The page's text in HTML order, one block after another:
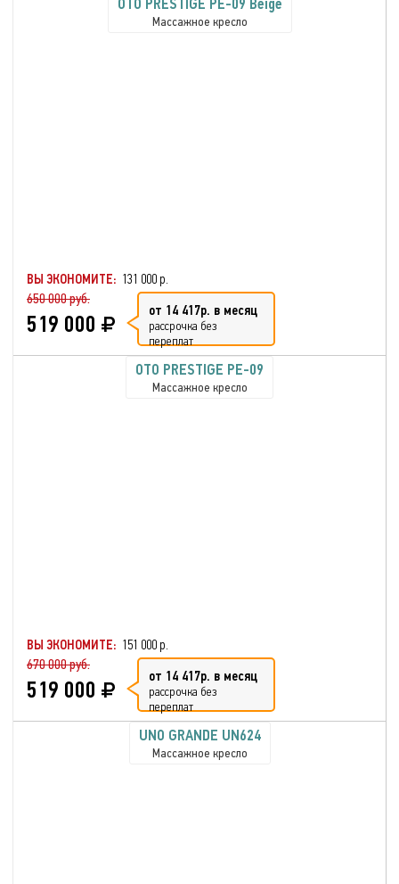
Массажное кресло
ВЫ ЭКОНОМИТЕ: 131 000 р.
650 000 руб.
519 000 от 14 417р. в месяц
рассрочка без
переплат
OTO PRESTIGE PE-09
Массажное кресло
ВЫ ЭКОНОМИТЕ: 151 000 р.
670 000 руб.
519 000 от 14 417р. в месяц
рассрочка без
переплат
UNO GRANDE UN624
Массажное кресло